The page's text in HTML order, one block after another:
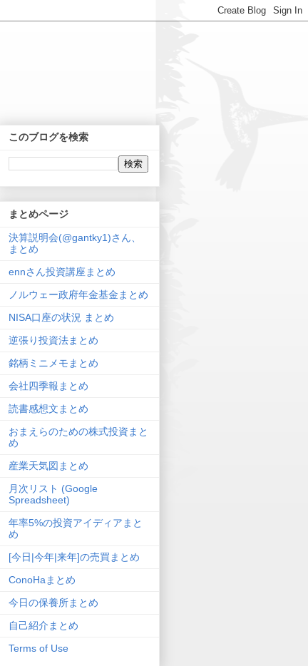
このブログを検索
まとめページ
決算説明会(@gantky1)さん、
まとめ
ennさん投資講座まとめ
ノルウェー政府年金基金まとめ
NISA口座の状況 まとめ
逆張り投資法まとめ
銘柄ミニメモまとめ
会社四季報まとめ
読書感想文まとめ
おまえらのための株式投資まと
め
産業天気図まとめ
月次リスト (Google
Spreadsheet)
年率5%の投資アイディアまと
め
[今日|今年|来年]の売買まとめ
ConoHaまとめ
今日の保養所まとめ
自己紹介まとめ
Terms of Use